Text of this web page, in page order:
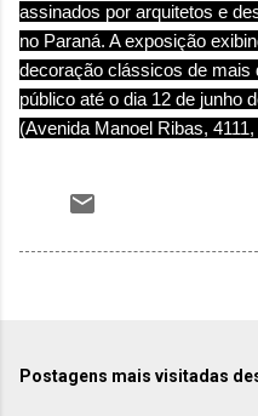
assinados por arquitetos e
no Paraná. A exposição
decoração clássicos de mais
público até o dia 12 de junho
(Avenida Manoel Ribas,
Postagens mais visitadas